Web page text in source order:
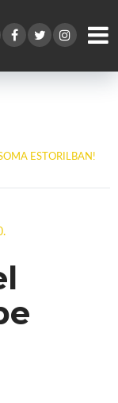
ESTORILBAN!